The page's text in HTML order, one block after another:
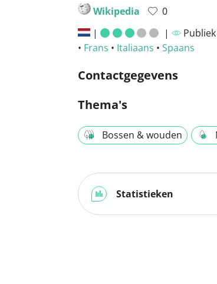
Wikipedia
0
|
|
• Frans • Italiaans • Spaans
Contactgegevens
Thema's
Bossen & wouden
Statistieken